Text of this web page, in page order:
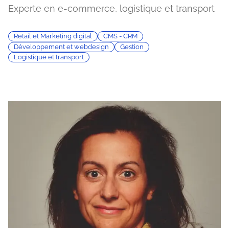
Experte en e-commerce, logistique et transport
Retail et Marketing digital
CMS - CRM
Développement et webdesign
Gestion
Logistique et transport